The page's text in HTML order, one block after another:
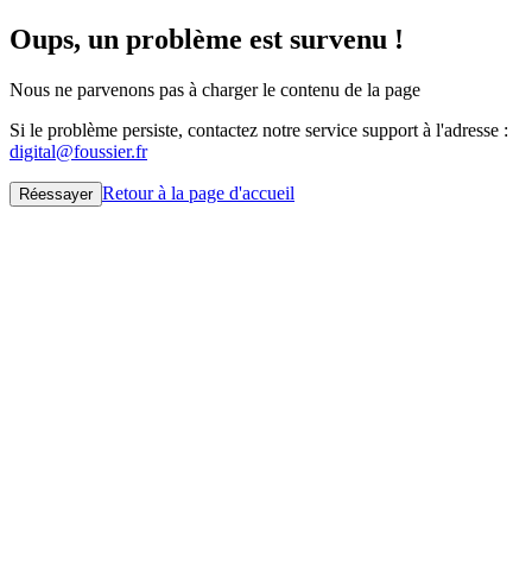
Oups, un problème est survenu !
Nous ne parvenons pas à charger le contenu de la page
Si le problème persiste, contactez notre service support à l'adresse :
digital@foussier.fr
Réessayer Retour à la page d'accueil